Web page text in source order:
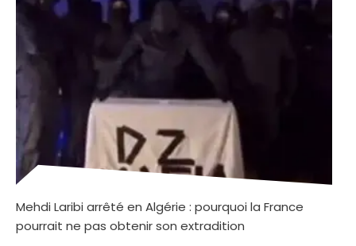
Mehdi Laribi arrêté en Algérie : pourquoi la France
pourrait ne pas obtenir son extradition